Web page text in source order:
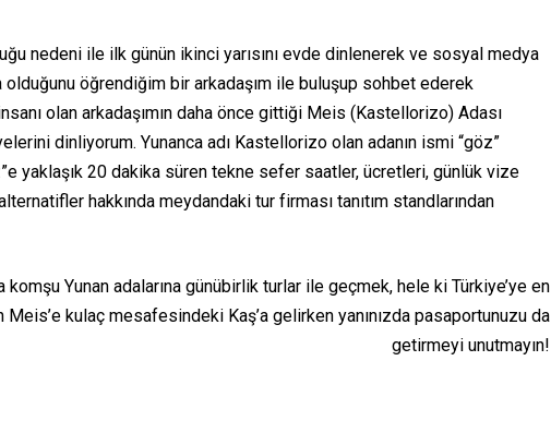
nedeni ile ilk günün ikinci yarısını evde dinlenerek ve sosyal medya
olduğunu öğrendiğim bir arkadaşım ile buluşup sohbet ederek
olan arkadaşımın daha önce gittiği Meis (Kastellorizo) Adası
dinliyorum. Yunanca adı Kastellorizo olan adanın ismi “göz”
yaklaşık 20 dakika süren tekne sefer saatler, ücretleri, günlük vize
hakkında meydandaki tur firması tanıtım standlarından
komşu Yunan adalarına günübirlik turlar ile geçmek, hele ki Türkiye’ye en
Meis’e kulaç mesafesindeki Kaş’a gelirken yanınızda pasaportunuzu da
getirmeyi unutmayın!